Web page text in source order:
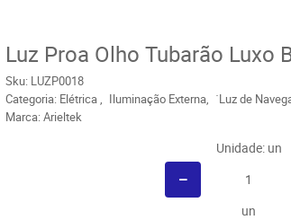
Luz Proa Olho Tubarão Luxo
Sku: LUZP0018
Categoria: Elétrica Iluminação Externa
´Luz de
Marca:Arieltek
Unidade: un
un